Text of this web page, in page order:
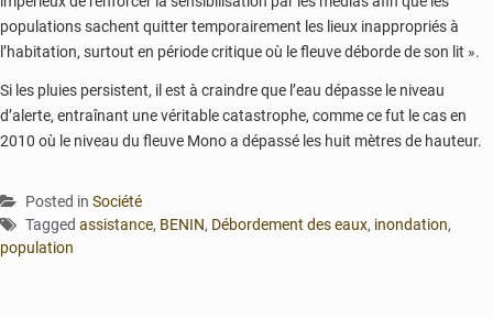
populations sachent quitter temporairement les lieux inappropriés à
l’habitation, surtout en période critique où le fleuve déborde de son lit ».
Si les pluies persistent, il est à craindre que l’eau dépasse le niveau
d’alerte, entraînant une véritable catastrophe, comme ce fut le cas en
2010 où le niveau du fleuve Mono a dépassé les huit mètres de hauteur.
Posted in Société
Tagged assistance, BENIN, Débordement des eaux, inondation,
population